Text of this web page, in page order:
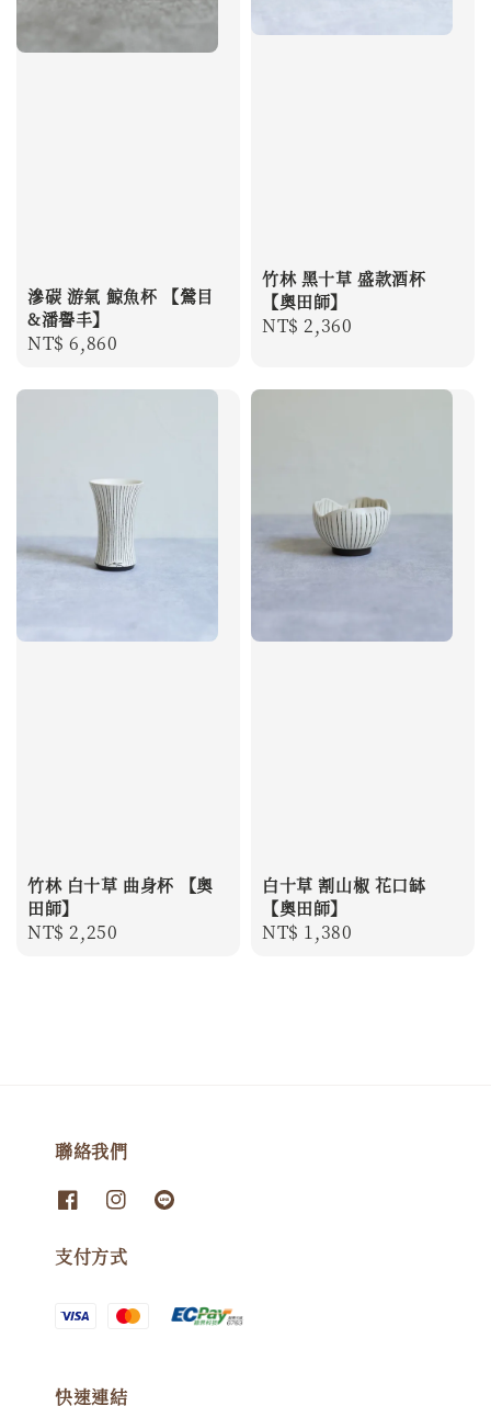
滲碳 游氣 鯨魚杯 【鶯目
&潘譽丰】
Regular
NT$ 6,860
竹林 黑十草 盛款酒杯
【奧田師】
Regular
NT$ 2,360
竹林 白十草 曲身杯 【奧
田師】
Regular
NT$ 2,250
白十草 割山椒 花口缽
【奧田師】
Regular
NT$ 1,380
聯絡我們
支付方式
快速連結